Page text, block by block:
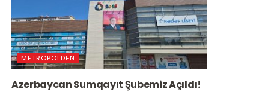
METROPOLDEN
Azerbaycan Sumqayıt Şubemiz Açıldı!